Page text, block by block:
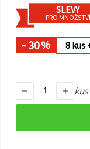
preference v
Nastavení
výběrem
cookies a
"Uložit"
SLEVY
PRO MNOŽSTVÍ
- 30% 8 kus
kus